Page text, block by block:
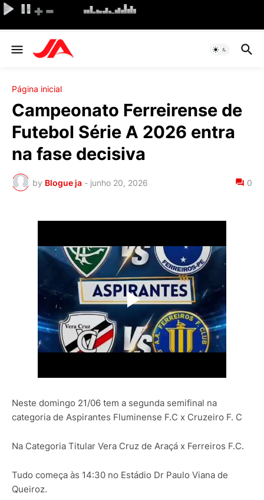
Página inicial
Campeonato Ferreirense de
Futebol Série A 2026 entra
na fase decisiva
by Blogue ja - junho 20, 2026 0
Neste domingo 21/06 tem a segunda semifinal na
categoria de Aspirantes Fluminense F.C x Cruzeiro F. C
Na Categoria Titular Vera Cruz de Araçá x Ferreiros F.C.
Tudo começa às 14:30 no Estádio Dr Paulo Viana de
Queiroz.